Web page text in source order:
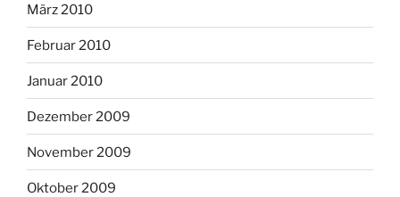
März 2010
Februar 2010
Januar 2010
Dezember 2009
November 2009
Oktober 2009